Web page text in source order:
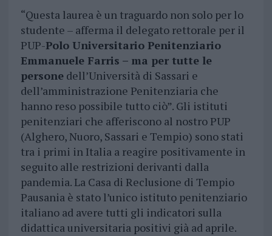
“Questa laurea è un traguardo non solo per lo
studente – afferma il delegato rettorale per il
PUP-Polo Universitario Penitenziario
Emmanuele Farris – ma per tutte le
personedell’Università di Sassari e
dell’amministrazione Penitenziaria che
hanno reso possibile tutto ciò”. Gli istituti
penitenziari che afferiscono al nostro PUP
(Alghero, Nuoro, Sassari e Tempio) sono stati
tra i primi in Italia a reagire positivamente in
seguito alle restrizioni derivanti dalla
pandemia. La Casa di Reclusione di Tempio
Pausania è stato l’unico istituto penitenziario
italiano ad avere tutti gli indicatori sulla
didattica universitaria positivi già ad aprile.